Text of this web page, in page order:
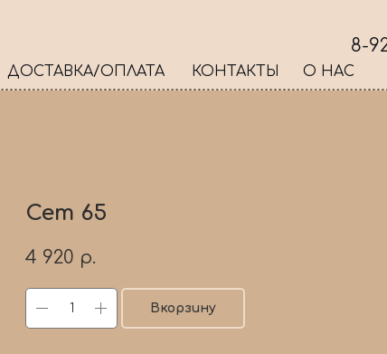
8-
ДОСТАВКА/ОПЛАТА КОНТАКТЫ О НАС
Сет 65
4 920 р.
Вкорзину